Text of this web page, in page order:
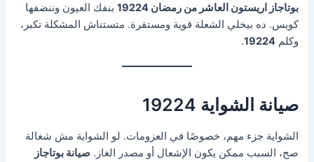
بوتاجاز اريستون العاشر من رمضان 19224
بنفك العيون وننضفها
كويس. ده بيخلي الشعلة قوية ومستقرة. متستناش المشكلة تكبر،
وكلم19224
.
صيانة الشواية 19224
الشواية جزء مهم، خصوصًا في العزومات. لو الشواية مش شغالة
صح، السبب ممكن يكون الإشعال أو مصدر الغاز.صيانة بوتاجاز